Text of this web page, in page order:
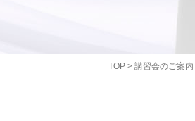
TOP > 講習会のご案内